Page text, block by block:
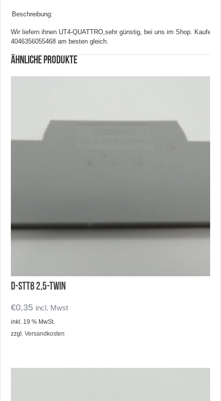
Beschreibung:
Wir liefern ihnen UT4-QUATTRO,sehr günstig, bei uns im Shop. Kaufen
4046356055468 am besten gleich.
Ähnliche Produkte
D-STTB 2,5-TWIN
€0,35 incl. Mwst
inkl. 19 % MwSt.
zzgl.Versandkosten